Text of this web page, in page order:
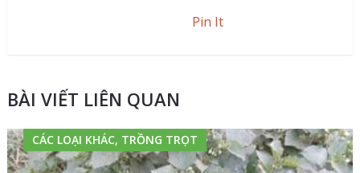
Pin It
BÀI VIẾT LIÊN QUAN
CÁC LOẠI KHÁC, TRỒNG TRỌT